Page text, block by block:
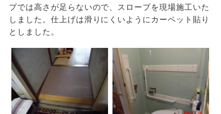
プでは高さが足らないので、スロープを現場施工いた
しました。仕上げは滑りにくいようにカーペット貼り
としました。